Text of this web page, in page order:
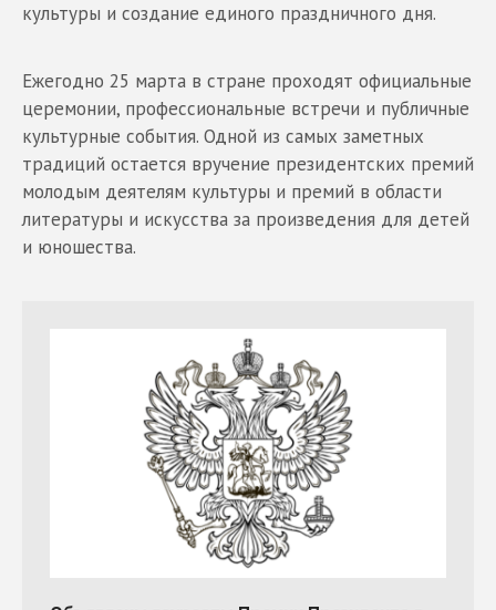
культуры и создание единого праздничного дня.
Ежегодно 25 марта в стране проходят официальные
церемонии, профессиональные встречи и публичные
культурные события. Одной из самых заметных
традиций остается вручение президентских премий
молодым деятелям культуры и премий в области
литературы и искусства за произведения для детей
и юношества.